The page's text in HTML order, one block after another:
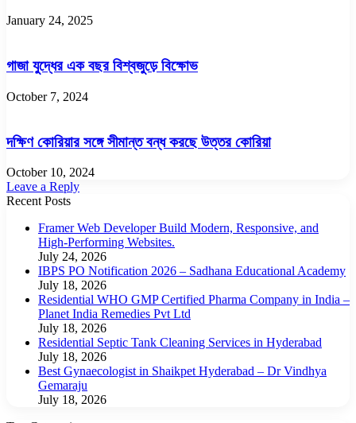
January 24, 2025
গাজা যুদ্ধের এক বছর বিশ্বজুড়ে বিক্ষোভ
October 7, 2024
দক্ষিণ কোরিয়ার সঙ্গে সীমান্ত বন্ধ করছে উত্তর কোরিয়া
October 10, 2024
Leave a Reply
Recent Posts
Framer Web Developer Build Modern, Responsive, and
High-Performing Websites.
July 24, 2026
IBPS PO Notification 2026 – Sadhana Educational Academy
July 18, 2026
Residential WHO GMP Certified Pharma Company in India –
Planet India Remedies Pvt Ltd
July 18, 2026
Residential Septic Tank Cleaning Services in Hyderabad
July 18, 2026
Best Gynaecologist in Shaikpet Hyderabad – Dr Vindhya
Gemaraju
July 18, 2026